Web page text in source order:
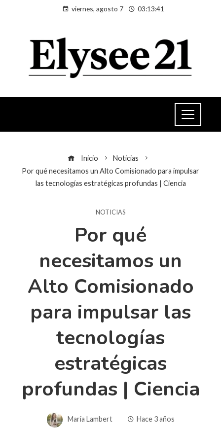
viernes, agosto 7 03:13:41
Inicio
Noticias
Por qué necesitamos un Alto Comisionado para impulsar
las tecnologías estratégicas profundas | Ciencia
NOTICIAS
Por qué
necesitamos un
Alto Comisionado
para impulsar las
tecnologías
estratégicas
profundas | Ciencia
Maria Lambert Hace 3 años